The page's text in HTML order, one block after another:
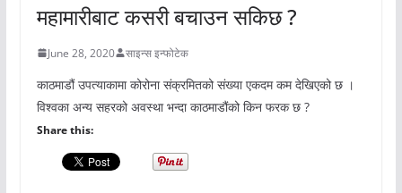
महामारीबाट कसरी बचाउन सकिछ ?
June 28, 2020 साइन्स इन्फोटेक
काठमाडौं उपत्याकामा कोरोना संक्रमितको संख्या एकदम कम देखिएको छ ।
विश्वका अन्य सहरको अवस्था भन्दा काठमाडौंको किन फरक छ ?
Share this: